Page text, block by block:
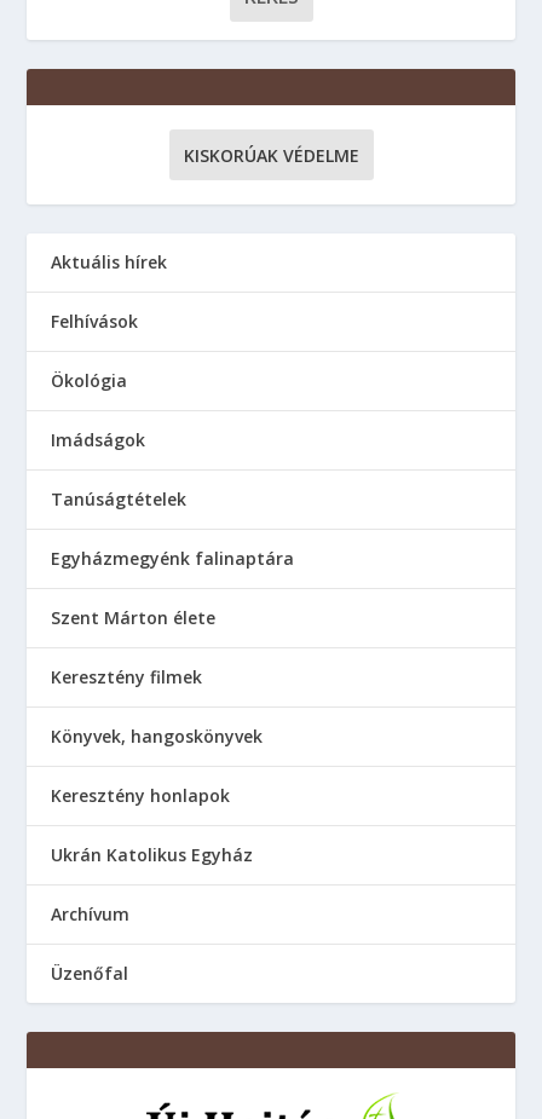
KISKORÚAK VÉDELME
Aktuális hírek
Felhívások
Ökológia
Imádságok
Tanúságtételek
Egyházmegyénk falinaptára
Szent Márton élete
Keresztény filmek
Könyvek, hangoskönyvek
Keresztény honlapok
Ukrán Katolikus Egyház
Аrchívum
Üzenőfal